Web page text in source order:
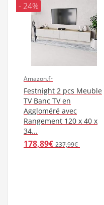
- 24%
Amazon.fr
Festnight 2 pcs Meuble
TV Banc TV en
Aggloméré avec
Rangement 120 x 40 x
34...
178,89€ 237,99€